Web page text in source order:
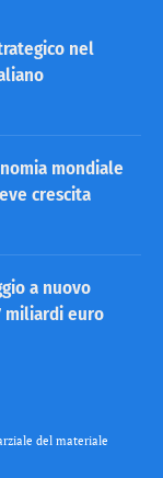
nel
mondiale
crescita
a nuovo
miliardi euro
del materiale